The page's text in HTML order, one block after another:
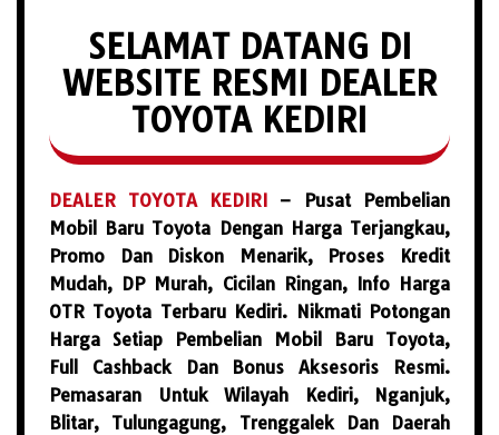
SELAMAT DATANG DI
WEBSITE RESMI DEALER
TOYOTA KEDIRI
DEALER TOYOTA KEDIRI– Pusat Pembelian
Mobil Baru Toyota Dengan Harga Terjangkau,
Promo Dan Diskon Menarik, Proses Kredit
Mudah, DP Murah, Cicilan Ringan, Info Harga
OTR Toyota Terbaru Kediri. Nikmati Potongan
Harga Setiap Pembelian Mobil Baru Toyota,
Full Cashback Dan Bonus Aksesoris Resmi.
Pemasaran Untuk Wilayah Kediri, Nganjuk,
Blitar, Tulungagung, Trenggalek Dan Daerah